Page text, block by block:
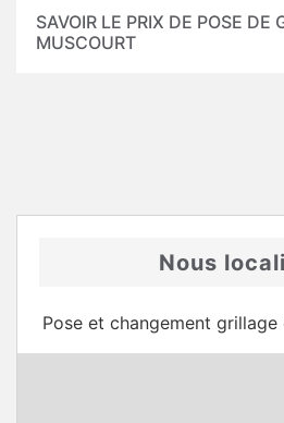
SAVOIR LE PRIX DE POSE DE
MUSCOURT
Nous
Pose et changement